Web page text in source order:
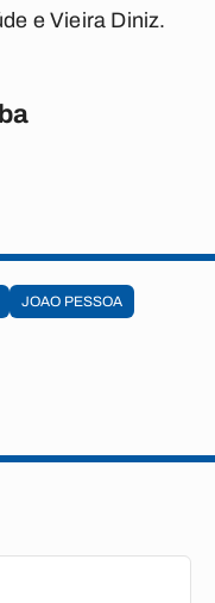
e Vieira Diniz.
JOAO PESSOA